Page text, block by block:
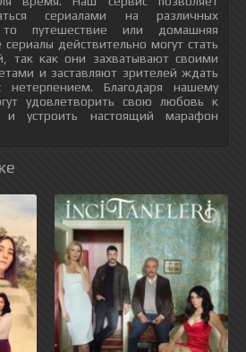
сериалами на различных
то путешествие или домашняя
действительно могут стать
так как они захватывают своими
и заставляют зрителей ждать
Благодаря нашему
удовлетворить свою любовь к
и устроить настоящий марафон